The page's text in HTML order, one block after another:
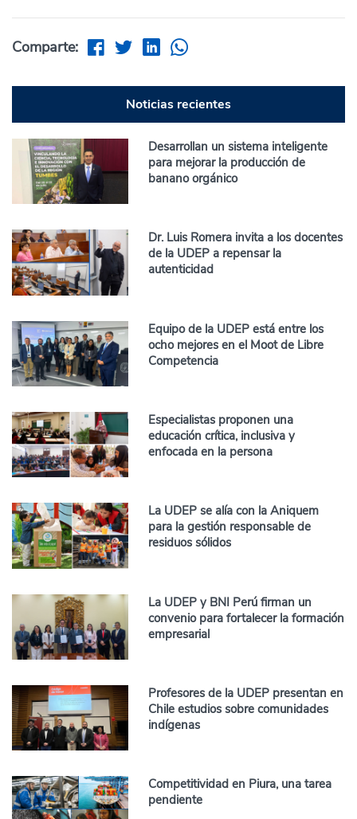
Comparte:
Noticias recientes
Desarrollan un sistema inteligente
para mejorar la producción de
banano orgánico
Dr. Luis Romera invita a los docentes
de la UDEP a repensar la
autenticidad
Equipo de la UDEP está entre los
ocho mejores en el Moot de Libre
Competencia
Especialistas proponen una
educación crítica, inclusiva y
enfocada en la persona
La UDEP se alía con la Aniquem
para la gestión responsable de
residuos sólidos
La UDEP y BNI Perú firman un
convenio para fortalecer la formación
empresarial
Profesores de la UDEP presentan en
Chile estudios sobre comunidades
indígenas
Competitividad en Piura, una tarea
pendiente